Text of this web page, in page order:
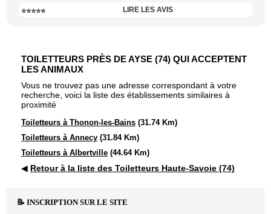
⭐⭐⭐⭐⭐ LIRE LES AVIS
TOILETTEURS PRÈS DE AYSE (74) QUI ACCEPTENT
LES ANIMAUX
Vous ne trouvez pas une adresse correspondant à votre
recherche, voici la liste des établissements similaires à
proximité
Toiletteurs à Thonon-les-Bains (31.74 Km)
Toiletteurs à Annecy (31.84 Km)
Toiletteurs à Albertville (44.64 Km)
◀ Retour à la liste des Toiletteurs Haute-Savoie (74)
📝 INSCRIPTION SUR LE SITE